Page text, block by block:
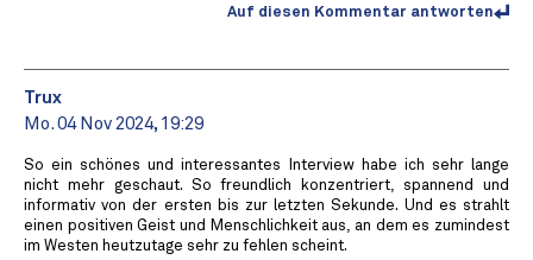
Auf diesen Kommentar antworten
Trux
Mo. 04 Nov 2024, 19:29
So ein schönes und interessantes Interview habe ich sehr lange
nicht mehr geschaut. So freundlich konzentriert, spannend und
informativ von der ersten bis zur letzten Sekunde. Und es strahlt
einen positiven Geist und Menschlichkeit aus, an dem es zumindest
im Westen heutzutage sehr zu fehlen scheint.